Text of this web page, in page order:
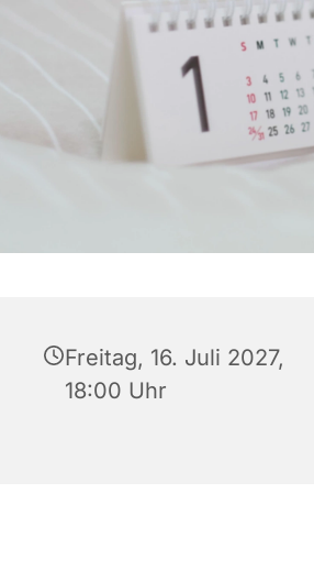
Freitag, 16. Juli 2027,
18:00 Uhr